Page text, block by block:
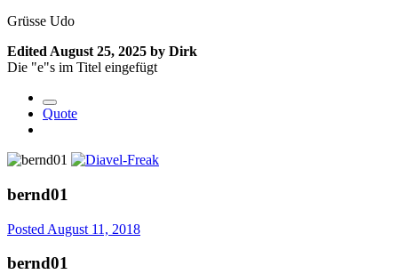
Grüsse Udo
Edited August 25, 2025 by Dirk
Die "e"s im Titel eingefügt
Quote
bernd01
Posted August 11, 2018
bernd01